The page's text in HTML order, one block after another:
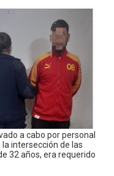
a cabo por personal
intersección de las
32 años, era requerido